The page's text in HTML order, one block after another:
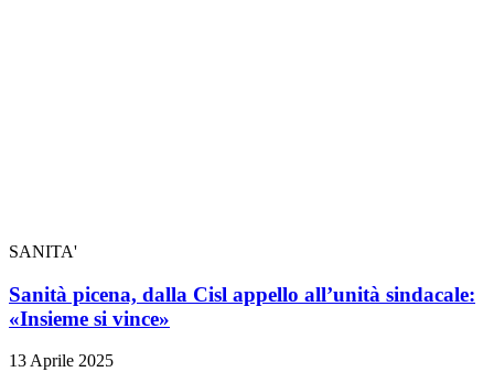
SANITA'
Sanità picena, dalla Cisl appello all’unità sindacale:
«Insieme si vince»
13 Aprile 2025